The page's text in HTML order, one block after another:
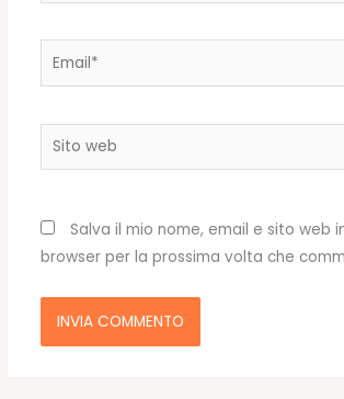
Email*
Sito
web
Salva il mio nome, email e sito web
browser per la prossima volta che